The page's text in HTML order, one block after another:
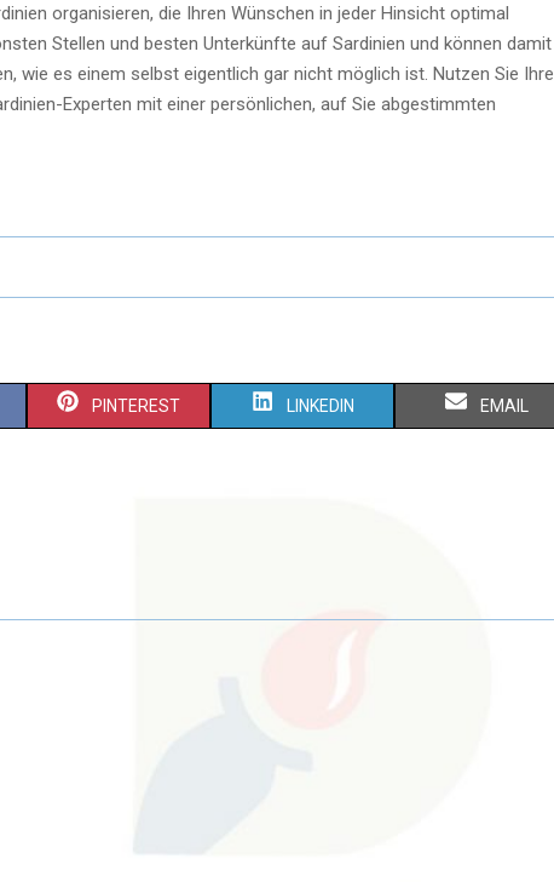
organisieren, die Ihren Wünschen in jeder Hinsicht optimal
Stellen und besten Unterkünfte auf Sardinien und können damit
wie es einem selbst eigentlich gar nicht möglich ist. Nutzen Sie Ihre
Experten mit einer persönlichen, auf Sie abgestimmten
PINTEREST LINKEDIN EMAIL